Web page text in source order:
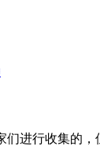
进行收集的